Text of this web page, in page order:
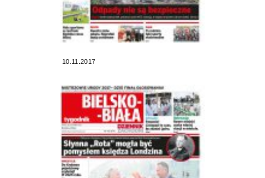
10.11.2017